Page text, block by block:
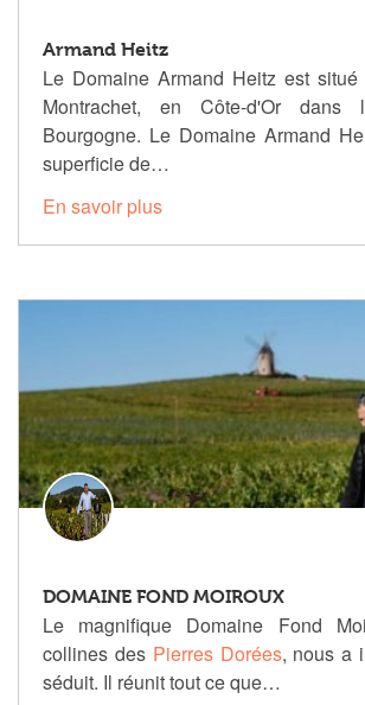
Armand Heitz
Le Domaine Armand Heitz est
Montrachet, en Côte-d'Or
Bourgogne. Le Domaine Armand
superficie de…
En savoir plus
DOMAINE FOND MOIROUX
Le magnifique Domaine Fond
collines des Pierres Dorées, nous a
séduit. Il réunit tout ce que…